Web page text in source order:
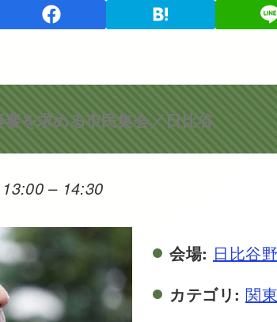
を求める市民集会／日比谷
– 14:30
会場: 日比谷
カテゴリ: 関